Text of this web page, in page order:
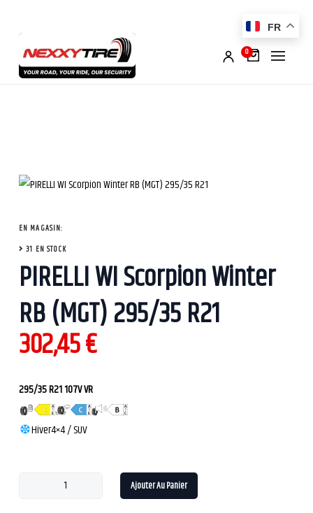
0
EN MAGASIN:
31 EN STOCK
PIRELLI WI Scorpion Winter
RB (MGT) 295/35 R21
302,45€
295/35 R21 107V VR
Hiver4×4 / SUV
Ajouter Au Panier
FR